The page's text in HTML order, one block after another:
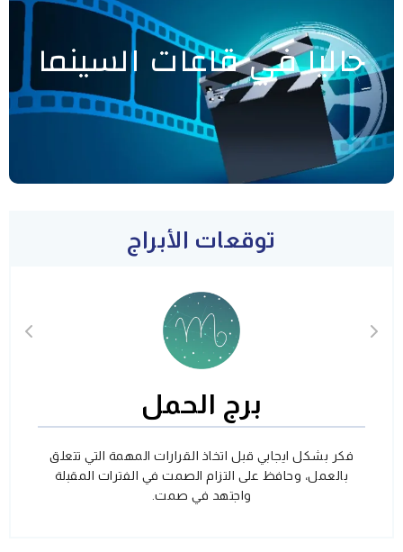
حاليا في قاعات السينما
توقعات الأبراج
برج الحمل
فكر بشكل ايجابي قبل اتخاذ القرارات المهمة التي تتعلق
بالعمل، وحافظ على التزام الصمت في الفترات المقبلة
واجتهد في صمت.